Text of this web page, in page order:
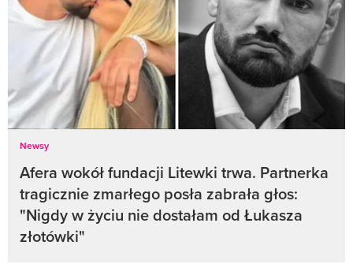
Newsy
Afera wokół fundacji Litewki trwa. Partnerka
tragicznie zmarłego posła zabrała głos:
"Nigdy w życiu nie dostałam od Łukasza
złotówki"